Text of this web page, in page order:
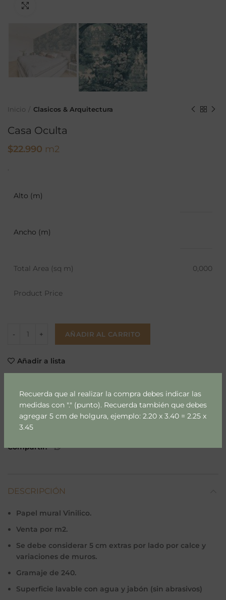
Recuerda que al realizar la compra debes indicar las
medidas con "." (punto). Recuerda también que debes
agregar 5 cm de holgura, ejemplo: 2.20 x 3.40 = 2.25 x
3.45
Inicio Clasicos & Arquitectura
Casa Oculta
$22.990 m2
.
Alto (m)
Ancho (m)
Total Area (sq m) 0,000
Product Price
AÑADIR AL CARRITO
Añadir a lista
SKU:
69-1-1-1-1-1-1-1-2-1-1-1-1-1-1-1-1-1-1-1-1-1-1-1
Categoría:Clasicos & Arquitectura
Etiquetas: papel mural, papel mural de arquitectura,
papel mural m2
Compartir
DESCRIPCIÓN
Papel mural Vinilico.
Venta por m2.
Se debe considerar 5 cm extras por lado por calce y
variaciones de muros.
Gramaje de 240.
Superficie lavable con agua y jabón (sin abrasivos)